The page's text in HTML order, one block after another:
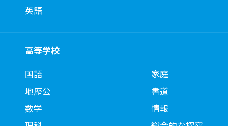
英語
高等学校
国語
地歴公
数学
家庭
書道
情報